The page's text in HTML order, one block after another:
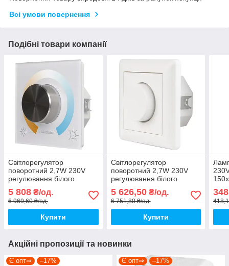
Всі умови повернення
Подібні товари компанії
Світлорегулятор
поворотний 2,7W 230V
регулювання білого
білий [4058075837508]
Ledvance MCU SELECT
DALI-2 TW
5 808 ₴/од.
6 969,60 ₴/од.
Купити
Світлорегулятор
поворотний 2,7W 230V
регулювання білого
білий [4058075837522]
Ledvance MCU SELECT
DALI-2 EXC
5 626,50₴/од.
6 751,80 ₴/од.
Купити
Акційні пропозиції та новинки
Є опт⇒ –17% Є опт⇒ –17%